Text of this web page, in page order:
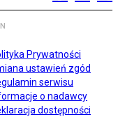
Prywatności
ustawień zgód
serwisu
o nadawcy
dostępności